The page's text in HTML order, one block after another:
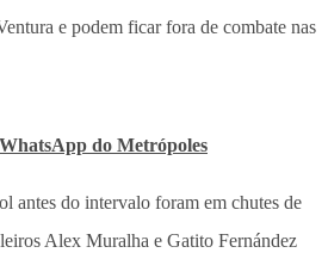
e podem ficar fora de combate nas
do Metrópoles
antes do intervalo foram em chutes de
Alex Muralha e Gatito Fernández